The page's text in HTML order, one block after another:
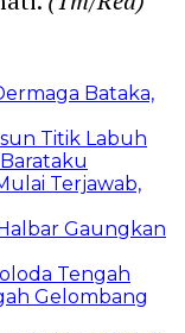
Bataka,
Titik Labuh
Terjawab,
Gaungkan
Tengah
Gelombang